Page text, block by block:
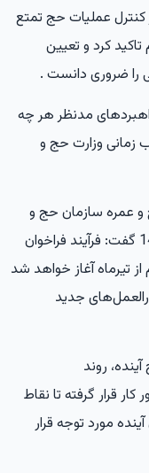
عملیات حج تمتع
کرد و تعیین
را ضروری دانست .
مدنظر هر چه
زمانی وزارت حج و
و عمره سازمان حج و
زیارت نیز با تشریح برنامه‌های اولیه حج 1406 گفت: فرآیند فراخوان
تیرماه آغاز خواهد شد
جدید
روند
قرار گرفته تا نقاط
مورد توجه قرار